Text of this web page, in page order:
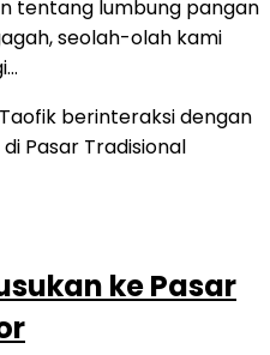
tentang lumbung pangan
seolah-olah kami
ke Pasar